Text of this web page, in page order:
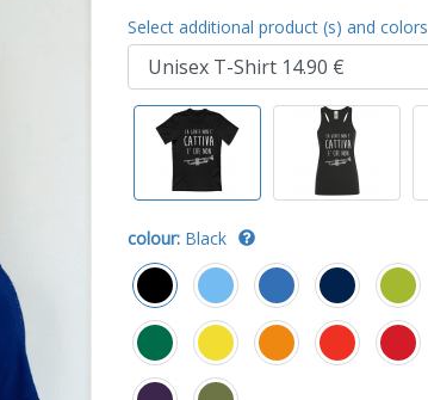
Select additional product (s) and colors
colour: Black